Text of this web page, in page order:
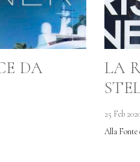
DA
LA
25 Feb
Alla Fonte